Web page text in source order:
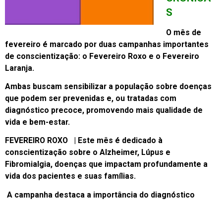
S
O mês de
fevereiro é marcado por duas campanhas importantes
de conscientização: o Fevereiro Roxo e o Fevereiro
Laranja.
Ambas buscam sensibilizar a população sobre doenças
que podem ser prevenidas e, ou tratadas com
diagnóstico precoce, promovendo mais qualidade de
vida e bem-estar.
FEVEREIRO ROXO | Este mês é dedicado à
conscientização sobre o Alzheimer, Lúpus e
Fibromialgia, doenças que impactam profundamente a
vida dos pacientes e suas famílias.
A campanha destaca a importância do diagnóstico